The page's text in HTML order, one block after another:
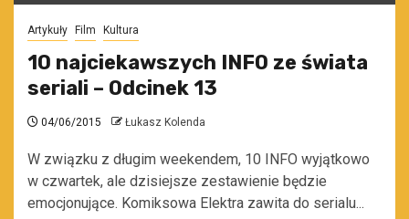
Artykuły Film Kultura
10 najciekawszych INFO ze świata
seriali – Odcinek 13
04/06/2015 Łukasz Kolenda
W związku z długim weekendem, 10 INFO wyjątkowo
w czwartek, ale dzisiejsze zestawienie będzie
emocjonujące. Komiksowa Elektra zawita do serialu...